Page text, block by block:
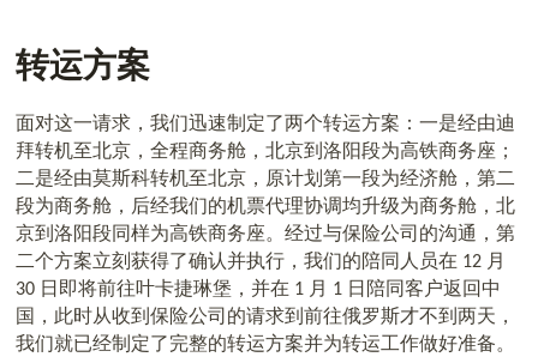
转运方案
面对这一请求，我们迅速制定了两个转运方案：一是经由迪
拜转机至北京，全程商务舱，北京到洛阳段为高铁商务座；
二是经由莫斯科转机至北京，原计划第一段为经济舱，第二
段为商务舱，后经我们的机票代理协调均升级为商务舱，北
京到洛阳段同样为高铁商务座。经过与保险公司的沟通，第
二个方案立刻获得了确认并执行，我们的陪同人员在 12 月
30 日即将前往叶卡捷琳堡，并在 1 月 1 日陪同客户返回中
国，此时从收到 保险公司的请求到前往俄罗斯才不到两天，
我们就已经制定了完整的转运方案并为转运工作做好准备。